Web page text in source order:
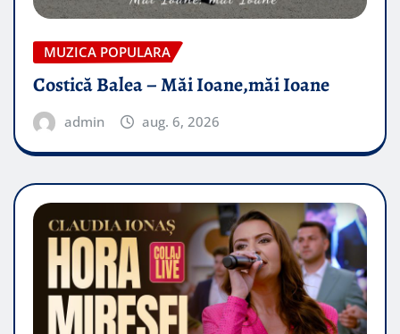
MUZICA POPULARA
Costică Balea – Măi Ioane,măi Ioane
admin aug. 6, 2026